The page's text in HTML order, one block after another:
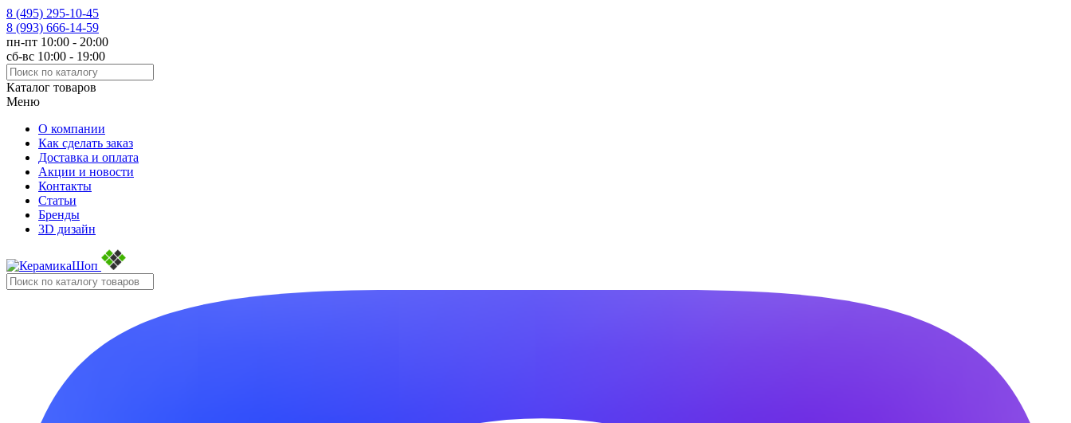
8 (495) 295-10-45
8 (993) 666-14-59
пн-пт 10:00 - 20:00
сб-вс 10:00 - 19:00
Каталог товаров
Меню
О компании
Как сделать заказ
Доставка и оплата
Акции и новости
Контакты
Статьи
Бренды
3D дизайн